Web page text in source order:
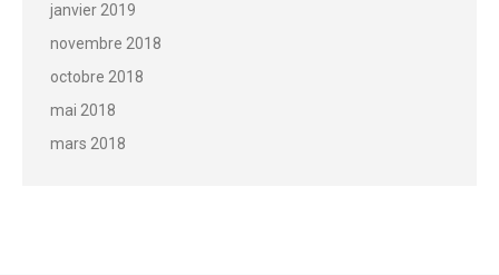
janvier 2019
novembre 2018
octobre 2018
mai 2018
mars 2018